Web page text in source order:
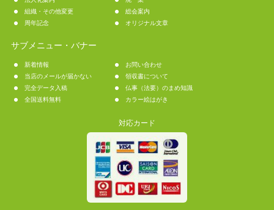
組織・その他変更
総会案内
周年記念
オリジナル文章
サブメニュー・バナー
新着情報
お問い合わせ
当店のメールが届かない
領収書について
完全データ入稿
仏事（法要）のまめ知識
全国送料無料
カラー絵はがき
対応カード